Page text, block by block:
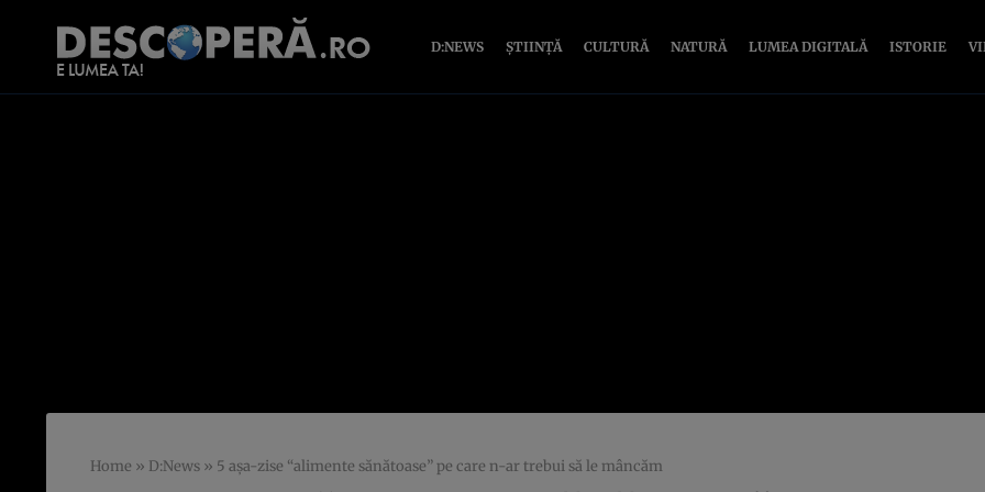
D:NEWS ȘTIINȚĂ CULTURĂ NATURĂ LUMEA DIGITALĂ ISTORIE
Home » D:News » 5 aşa-zise “alimente sănătoase” pe care n-ar trebui să le mâncăm